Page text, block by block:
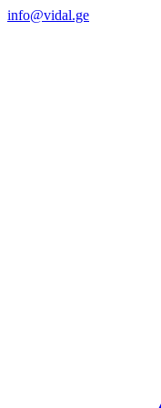
info@vidal.ge